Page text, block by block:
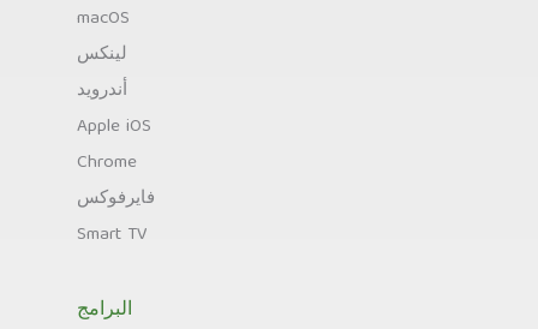
macOS
لينكس
أندرويد
Apple iOS
Chrome
فايرفوكس
Smart TV
البرامج